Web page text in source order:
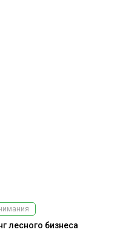
лесного бизнеса